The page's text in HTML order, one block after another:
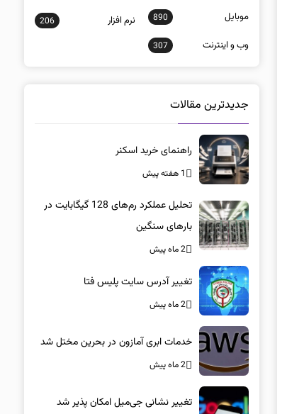
موبايل 890 نرم افزار 206
وب و اينترنت 307
جدیدترین مقالات
راهنمای خرید اسکنر
1 هفته پیش
تحلیل عملکرد رم‌های 128 گیگابایت در
بارهای سنگین
2 ماه پیش
تغییر آدرس سایت پلیس فتا
2 ماه پیش
خدمات ابری آمازون در بحرین مختل شد
2 ماه پیش
تغییر نشانی جی‌میل امکان پذیر شد